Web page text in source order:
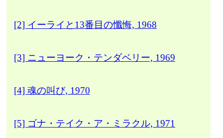
[2] イーライと13番目の懺悔, 1968
[3] ニューヨーク・テンダベリー, 1969
[4] 魂の叫び, 1970
[5] ゴナ・テイク・ア・ミラクル, 1971